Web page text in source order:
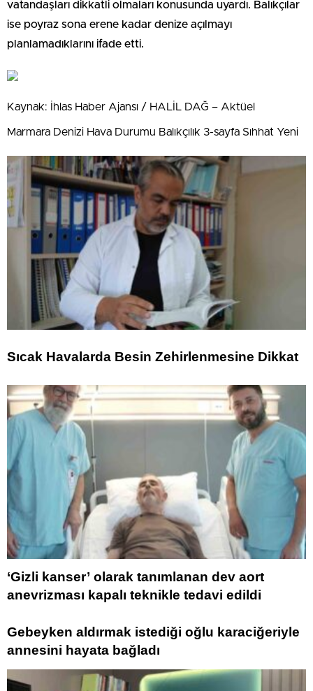
vatandaşları dikkatli olmaları konusunda uyardı. Balıkçılar
ise poyraz sona erene kadar denize açılmayı
planlamadıklarını ifade etti.
Kaynak: İhlas Haber Ajansı / HALİL DAĞ – Aktüel
Marmara Denizi Hava Durumu Balıkçılık 3-sayfa Sıhhat Yeni
Sıcak Havalarda Besin Zehirlenmesine Dikkat
‘Gizli kanser’ olarak tanımlanan dev aort
anevrizması kapalı teknikle tedavi edildi
Gebeyken aldırmak istediği oğlu karaciğeriyle
annesini hayata bağladı